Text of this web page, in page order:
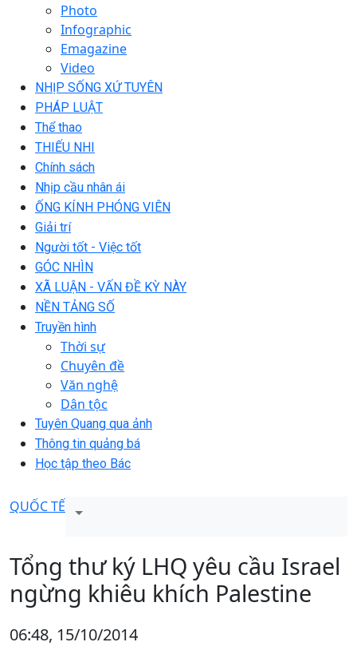
Photo
Infographic
Emagazine
Video
NHỊP SỐNG XỨ TUYÊN
PHÁP LUẬT
Thể thao
THIẾU NHI
Chính sách
Nhịp cầu nhân ái
ỐNG KÍNH PHÓNG VIÊN
Giải trí
Người tốt - Việc tốt
GÓC NHÌN
XÃ LUẬN - VẤN ĐỀ KỲ NÀY
NỀN TẢNG SỐ
Truyền hình
Thời sự
Chuyên đề
Văn nghệ
Dân tộc
Tuyên Quang qua ảnh
Thông tin quảng bá
Học tập theo Bác
QUỐC TẾ
Tổng thư ký LHQ yêu cầu Israel
ngừng khiêu khích Palestine
06:48, 15/10/2014